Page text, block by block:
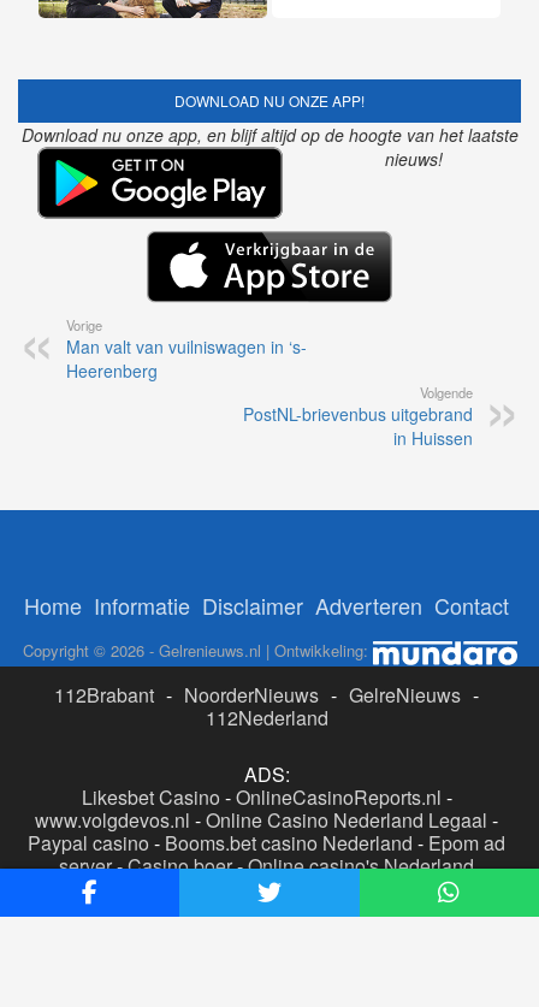
DOWNLOAD NU ONZE APP!
Download nu onze app, en blijf altijd op de hoogte van het laatste
nieuws!
Vorige
Man valt van vuilniswagen in ‘s-
Heerenberg
Volgende
PostNL-brievenbus uitgebrand
in Huissen
Home Informatie Disclaimer Adverteren Contact
Copyright © 2026 - Gelrenieuws.nl | Ontwikkeling:
112Brabant - NoorderNieuws - GelreNieuws -
112Nederland
ADS:
Likesbet Casino -OnlineCasinoReports.nl -
www.volgdevos.nl -Online Casino Nederland Legaal -
Paypal casino - Booms.bet casino Nederland - Epom ad
server-Casino boer-Online casino's Nederland